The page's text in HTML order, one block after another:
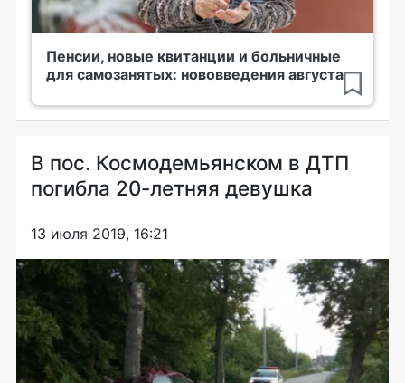
Пенсии, новые квитанции и больничные
для самозанятых: нововведения августа
В пос. Космодемьянском в ДТП
погибла 20-летняя девушка
13 июля 2019, 16:21